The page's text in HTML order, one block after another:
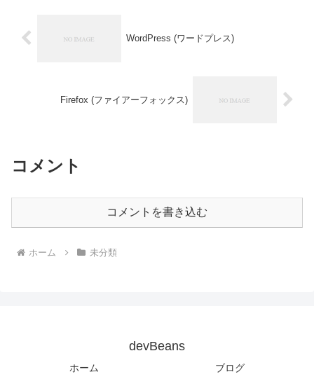
WordPress (ワードプレス)
Firefox (ファイアーフォックス)
コメント
コメントを書き込む
ホーム 未分類
devBeans
ホーム ブログ